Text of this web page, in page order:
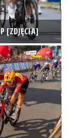
[ZDJĘCIA]